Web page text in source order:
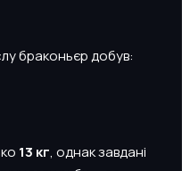
браконьєр добув:
13 кг, однак завдані